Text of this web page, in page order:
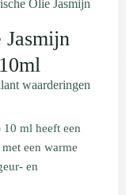
Olie Jasmijn
Jasmijn
waarderingen
ml heeft een
een warme
en